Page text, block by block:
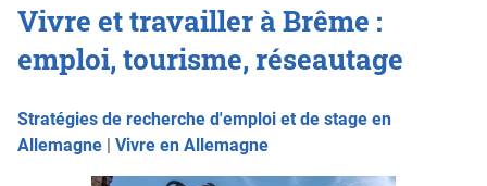
Vivre et travailler à Brême :
emploi, tourisme, réseautage
Stratégies de recherche d'emploi et de stage en
Allemagne | Vivre en Allemagne